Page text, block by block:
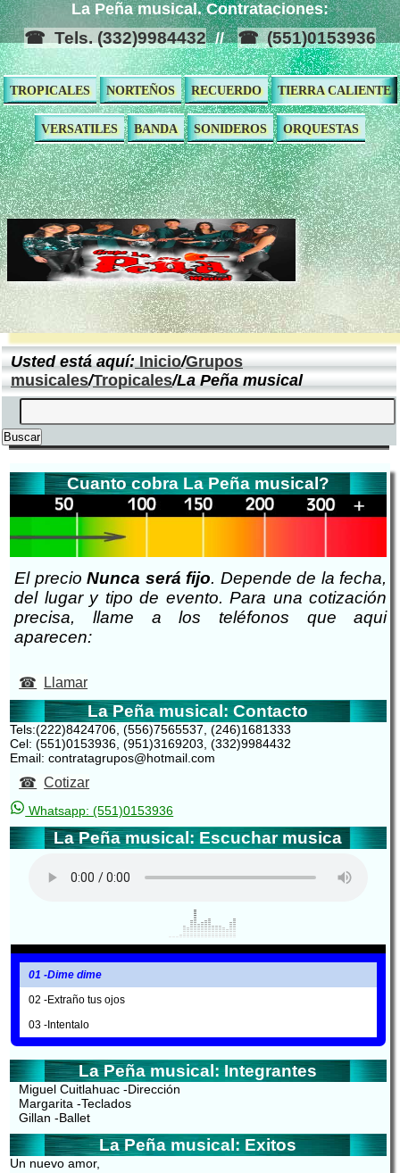
La Peña musical. Contrataciones:
Tels. (332)9984432 // (551)0153936
TROPICALES NORTEÑOS RECUERDO TIERRA CALIENTE
VERSATILES BANDA SONIDEROS ORQUESTAS
Usted está aquí:Inicio/Grupos
musicales/Tropicales/La Peña musical
Cuanto cobra La Peña musical?
El precioNunca será fijo. Depende de la fecha,
del lugar y tipo de evento. Para una cotización
precisa, llame a los teléfonos que aqui
aparecen:
Llamar
La Peña musical: Contacto
Tels:(222)8424706, (556)7565537, (246)1681333
Cel: (551)0153936, (951)3169203, (332)9984432
Email: contratagrupos@hotmail.com
Cotizar
Whatsapp: (551)0153936
La Peña musical: Escuchar musica
01 -Dime dime
02 -Extraño tus ojos
03 -Intentalo
La Peña musical: Integrantes
Miguel Cuitlahuac -Dirección
Margarita -Teclados
Gillan -Ballet
La Peña musical: Exitos
Un nuevo amor,